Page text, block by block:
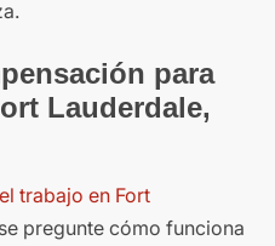
para
Lauderdale,
trabajo en Fort
pregunte cómo funciona